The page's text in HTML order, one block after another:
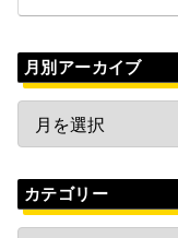
月別アーカイブ
カテゴリー